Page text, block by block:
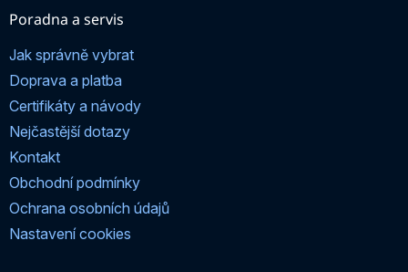
Poradna a servis
Jak správně vybrat
Doprava a platba
Certifikáty a návody
Nejčastější dotazy
Kontakt
Obchodní podmínky
Ochrana osobních údajů
Nastavení cookies